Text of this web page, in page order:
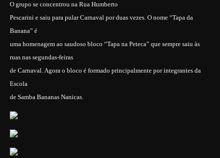
O grupo se concentrou na Rua Humberto
Pescarini e saiu para pular Carnaval por duas vezes. O nome “Tapa da
Banana” é
uma homenagem ao saudoso bloco “Tapa na Peteca” que sempre saiu às
ruas nas segundas-feiras
de Carnaval. Agora o bloco é formado principalmente por integrantes da
Escola
de Samba Bananas Nanicas.